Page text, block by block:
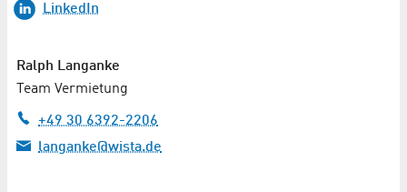
LinkedIn
Ralph Langanke
Team Vermietung
+49 30 6392-2206
langanke@wista.de